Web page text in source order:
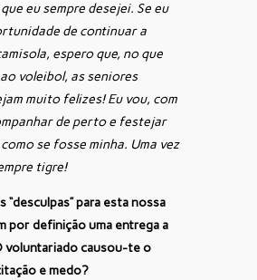
eu sempre desejei. Se eu
de continuar a
espero que, no que
voleibol, as seniores
muito felizes! Eu vou, com
de perto e festejar
se fosse minha. Uma vez
tigre!
“desculpas” para esta nossa
por definição uma entrega a
voluntariado causou-te o
e medo?